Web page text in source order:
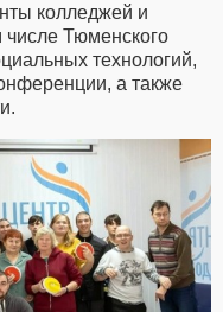
колледжей и
Тюменского
технологий,
а также